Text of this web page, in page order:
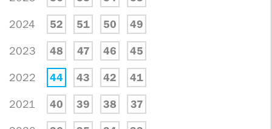
2024 52 51 50 49
2023 48 47 46 45
2022 44 43 42 41
2021 40 39 38 37